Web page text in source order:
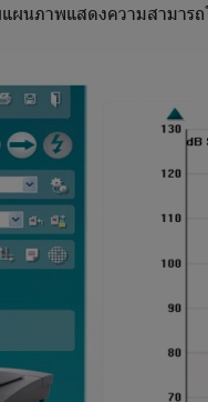
นภาพแสดงความสามารถ